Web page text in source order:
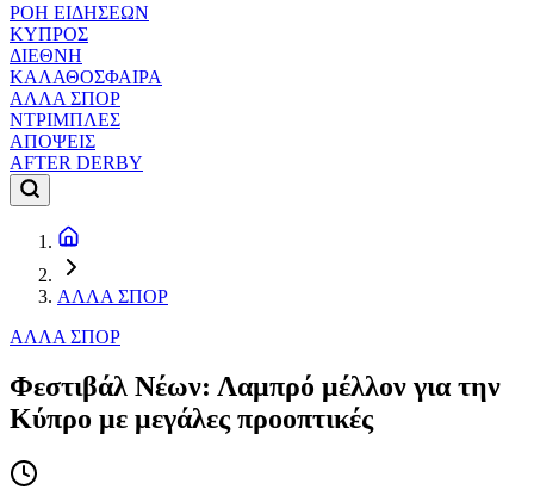
ΡΟΗ ΕΙΔΗΣΕΩΝ
ΚΥΠΡΟΣ
ΔΙΕΘΝΗ
ΚΑΛΑΘΟΣΦΑΙΡΑ
ΑΛΛΑ ΣΠΟΡ
ΝΤΡΙΜΠΛΕΣ
ΑΠΟΨΕΙΣ
AFTER DERBY
ΑΛΛΑ ΣΠΟΡ
ΑΛΛΑ ΣΠΟΡ
Φεστιβάλ Νέων: Λαμπρό μέλλον για την
Κύπρο με μεγάλες προοπτικές